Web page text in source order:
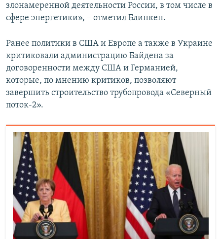
злонамеренной деятельности России, в том числе в
сфере энергетики», – отметил Блинкен.
Ранее политики в США и Европе а также в Украине
критиковали администрацию Байдена за
договоренности между США и Германией,
которые, по мнению критиков, позволяют
завершить строительство трубопровода «Северный
поток-2».